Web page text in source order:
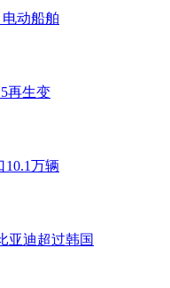
动船舶
再生变
10.1万辆
亚迪超过韩国